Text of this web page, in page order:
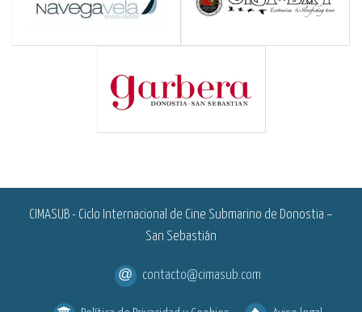
CIMASUB - Ciclo Internacional de Cine Submarino de Donostia –
San Sebastián
contacto@cimasub.com